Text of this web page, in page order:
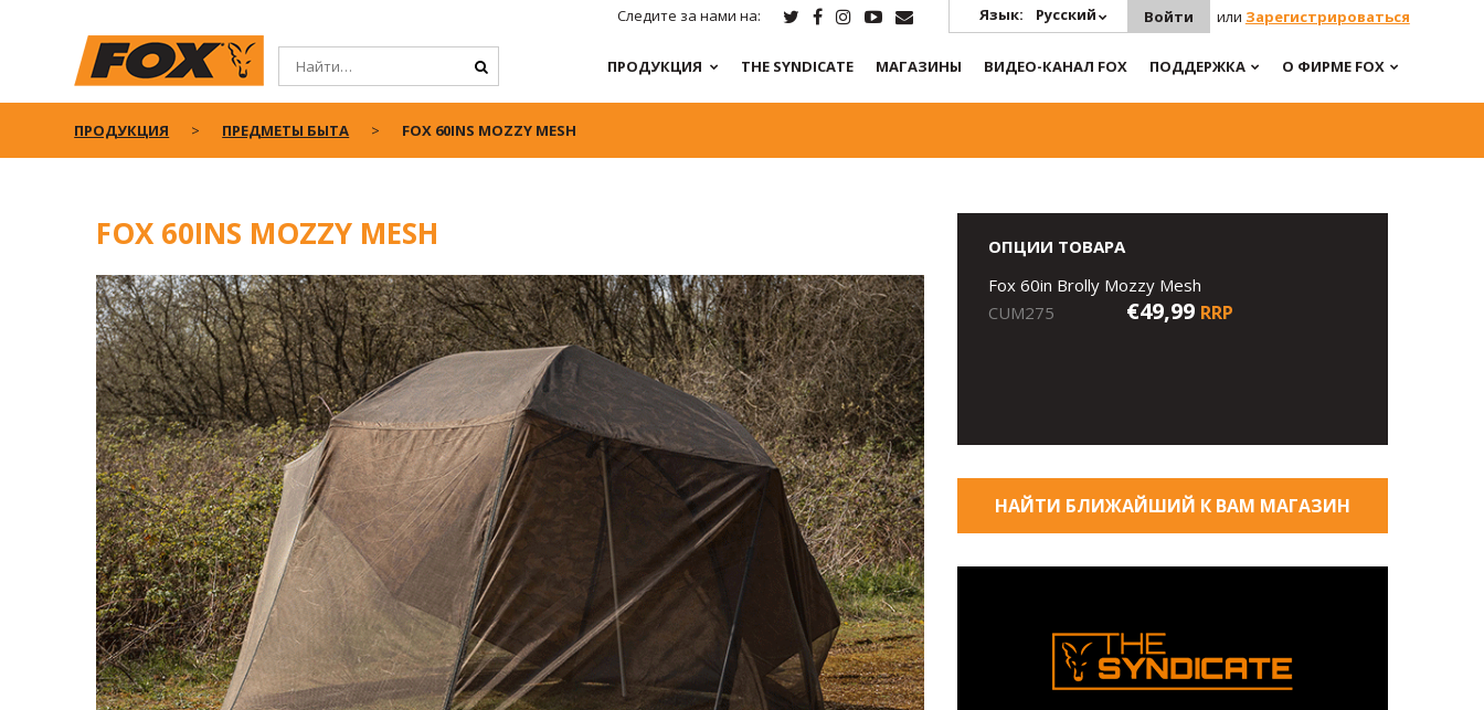
Следите за нами на: Язык: Русский Войти или Зарегистрироваться
ПРОДУКЦИЯ THE SYNDICATE МАГАЗИНЫ ВИДЕО-КАНАЛ FOX ПОДДЕРЖКА О ФИРМЕ FOX
ПРОДУКЦИЯ ПРЕДМЕТЫ БЫТА FOX 60INS MOZZY MESH
FOX 60INS MOZZY MESH
ОПЦИИ ТОВАРА
Fox 60in Brolly Mozzy Mesh
CUM275
€49,99 RRP
НАЙТИ БЛИЖАЙШИЙ К ВАМ МАГАЗИН